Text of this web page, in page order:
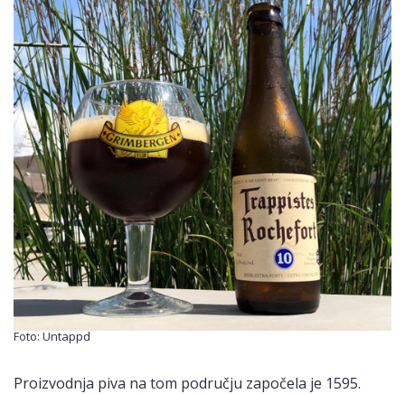
Foto: Untappd
Proizvodnja piva na tom području započela je 1595.